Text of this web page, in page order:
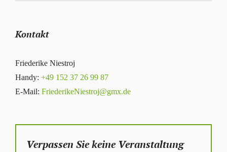
Kontakt
Friederike Niestroj
Handy: +49 152 37 26 99 87
E-Mail: FriederikeNiestroj@gmx.de
Verpassen Sie keine Veranstaltung